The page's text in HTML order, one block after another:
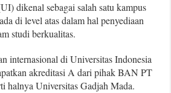
dikenal sebagai salah satu kampus
di level atas dalam hal penyediaan
studi berkualitas.
internasional di Universitas Indonesia
akreditasi A dari pihak BAN PT
halnya Universitas Gadjah Mada.